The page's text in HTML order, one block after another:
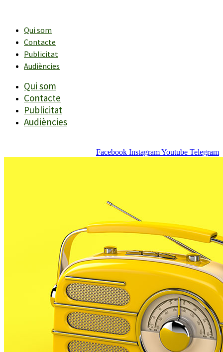
contingutQui som
Contacte
Publicitat
Audiències
Qui som
Contacte
Publicitat
Audiències
Facebook InstagramYoutube Telegram